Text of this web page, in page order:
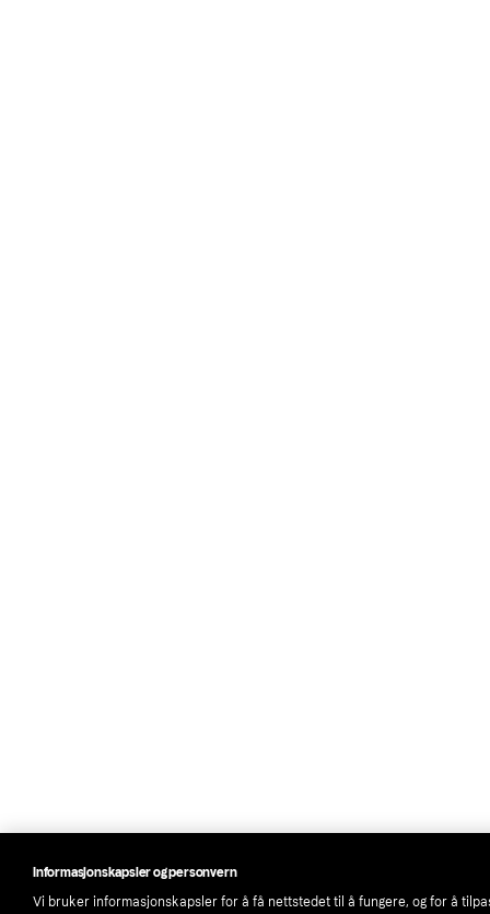
Informasjonskapsler og personvern
Vi bruker informasjonskapsler for å få nettstedet til å fungere, og for å